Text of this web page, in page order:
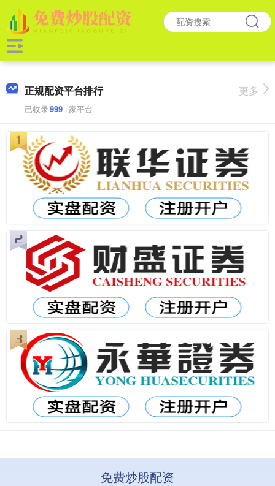
正规配资平台排行
已收录999+家平台
更多
免费炒股配资